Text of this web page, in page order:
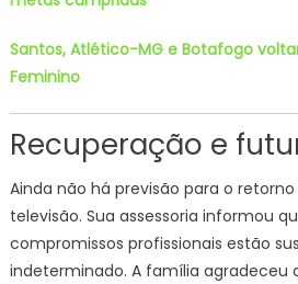
Santos, Atlético-MG e Botafogo
Feminino
Recuperação e
Ainda não há previsão para o retorno
televisão. Sua assessoria informou
compromissos profissionais estão
indeterminado. A família agradeceu